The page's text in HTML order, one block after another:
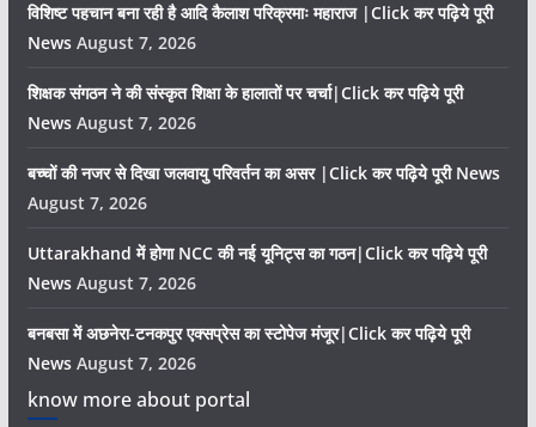
विशिष्ट पहचान बना रही है आदि कैलाश परिक्रमाः महाराज |Click कर पढ़िये पूरी
News August 7, 2026
शिक्षक संगठन ने की संस्कृत शिक्षा के हालातों पर चर्चा|Click कर पढ़िये पूरी
News August 7, 2026
बच्चों की नजर से दिखा जलवायु परिवर्तन का असर |Click कर पढ़िये पूरी News
August 7, 2026
Uttarakhand में होगा NCC की नई यूनिट्स का गठन|Click कर पढ़िये पूरी
News August 7, 2026
बनबसा में अछनेरा-टनकपुर एक्सप्रेस का स्टोपेज मंजूर|Click कर पढ़िये पूरी
News August 7, 2026
know more about portal